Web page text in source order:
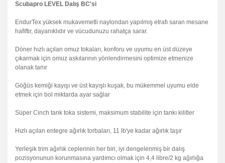
Scubapro LEVEL Dalış BC'si
EndurTex yüksek mukavemetli naylondan yapılmış etrafı saran mesane
hafiftir, dayanıklıdır ve vücudunuzu rahatça sarar.
Döner hızlı açılan omuz tokaları, konforu ve uyumu en üst düzeye
çıkarmak için omuz askılarının yönlendirmesini optimize etmenize
olanak tanır
Göğüs kemiği kayışı ve üst kayışlı kuşak, bu mükemmel uyumu elde
etmek için bol miktarda ayar sağlar
Süper Cinch tank toka sistemi, maksimum stabilite için tankı kilitler
Hızlı açılan entegre ağırlık torbaları, 11 lb'ye kadar ağırlık taşır
Yerleşik trim ağırlık ceplerinin her biri, iyi dengelenmiş bir dalış
pozisyonunun korunmasına yardımcı olmak için 4,4 libre/2 kg ağırlığa